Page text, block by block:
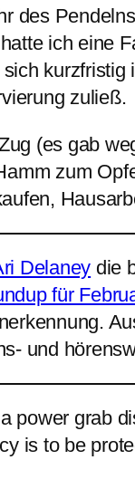
des
ich eine
zuließ.
(es gab
zum
Delaney die
für
und
power grab
is to be